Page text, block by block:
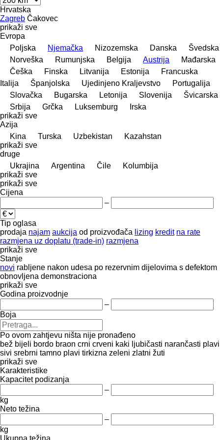
Hrvatska
Zagreb Čakovec
prikaži sve
Evropa
Poljska
Njemačka Nizozemska Danska
Švedska
Norveška
Rumunjska Belgija Austrija
Mađarska
Češka
Finska Litvanija Estonija
Francuska
Italija
Španjolska Ujedinjeno Kraljevstvo
Portugalija
Slovačka
Bugarska Letonija Slovenija
Švicarska
Srbija
Grčka Luksemburg
Irska
prikaži sve
Azija
Kina
Turska Uzbekistan
Kazahstan
prikaži sve
druge
Ukrajina
Argentina Čile
Kolumbija
prikaži sve
prikaži sve
Cijena
–
Tip oglasa
prodaja najam aukcija od proizvođača lizing kredit na rate
razmjena uz doplatu (trade-in) razmjena
prikaži sve
Stanje
novi rabljene nakon udesa po rezervnim dijelovima s defektom
obnovljena demonstraciona
prikaži sve
Godina proizvodnje
–
Boja
Po ovom zahtjevu ništa nije pronađeno
bež bijeli bordo braon crni crveni kaki ljubičasti narančasti plavi
sivi srebrni tamno plavi tirkizna zeleni zlatni žuti
prikaži sve
Karakteristike
Kapacitet podizanja
–
kg
Neto težina
–
kg
Ukupna težina